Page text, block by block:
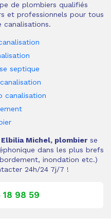
de plombiers qualifiés
et professionnels pour tous
canalisations.
septique
canalisation
Elbilia Michel, plombier se
dans les plus brefs
inondation etc.)
24h/24 7j/7 !
18 98 59